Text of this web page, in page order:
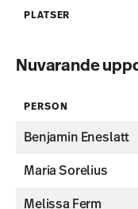
PLATSER
Nuvarande
PERSON
Benjamin Eneslatt
Maria Sorelius
Melissa Ferm